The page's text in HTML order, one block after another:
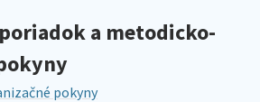
a metodicko-
pokyny